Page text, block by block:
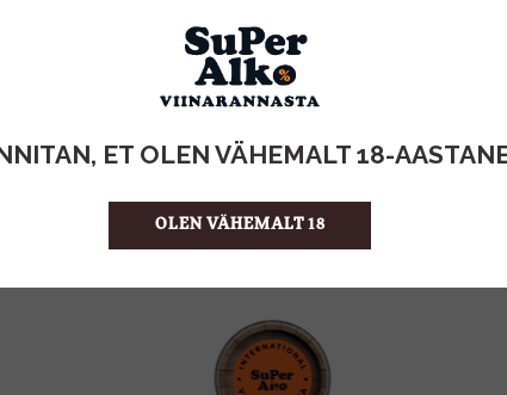
ET OLEN VÄHEMALT 18-
OLEN VÄHEMALT 18
KOOD
KOGUS KASTIS